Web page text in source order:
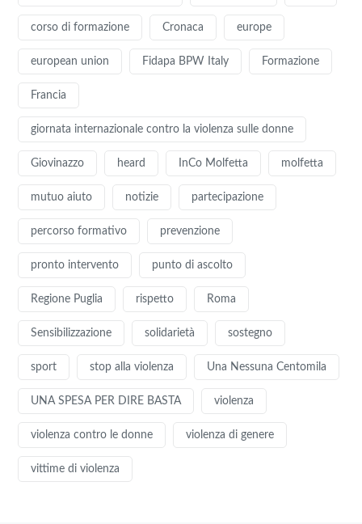
corso di formazione Cronaca europe
european union Fidapa BPW Italy Formazione
Francia
giornata internazionale contro la violenza sulle donne
Giovinazzo heard InCo Molfetta molfetta
mutuo aiuto notizie partecipazione
percorso formativo prevenzione
pronto intervento punto di ascolto
Regione Puglia rispetto Roma
Sensibilizzazione solidarietà sostegno
sport stop alla violenza Una Nessuna Centomila
UNA SPESA PER DIRE BASTA violenza
violenza contro le donne violenza di genere
vittime di violenza